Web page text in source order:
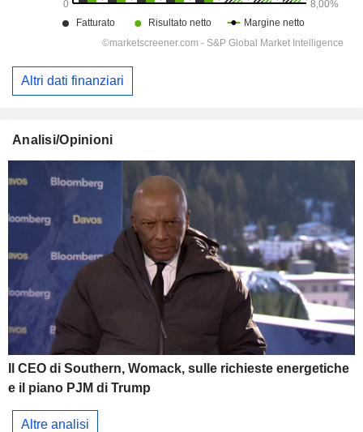
Altri dati finanziari
Analisi/Opinioni
Il CEO di Southern, Womack, sulle richieste energetiche
e il piano PJM di Trump
Altre analisi